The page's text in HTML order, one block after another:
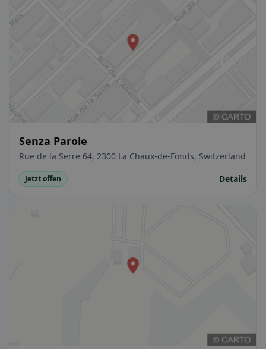
Senza Parole
Rue de la Serre 64, 2300 La Chaux-de-Fonds, Switzerland
Jetzt offen Details